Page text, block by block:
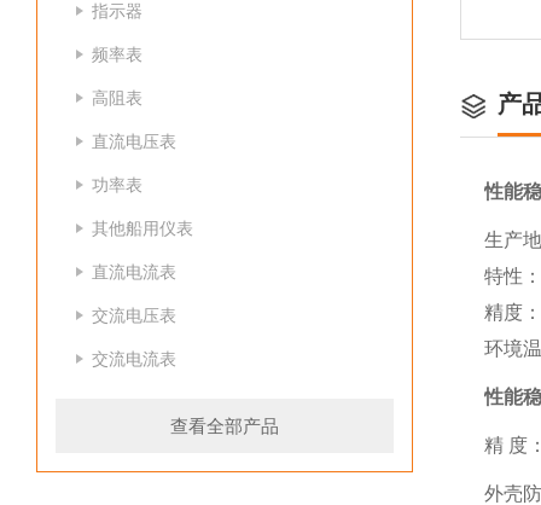
指示器
频率表
高阻表
直流电压表
功率表
其他船用仪表
直流电流表
交流电压表
交流电流表
查看全部产品
产
性能
生产
特性：
精度
环境
性能
精 度
外壳